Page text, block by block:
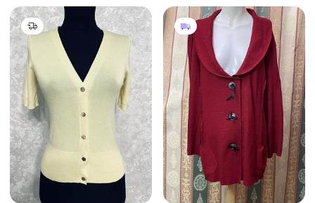
150 грн 2
AMISU
Трикотажний кардиган у
жовтому кольорі на кнопках
400 грн 1
Кардиган з валяноі вовни
XXL